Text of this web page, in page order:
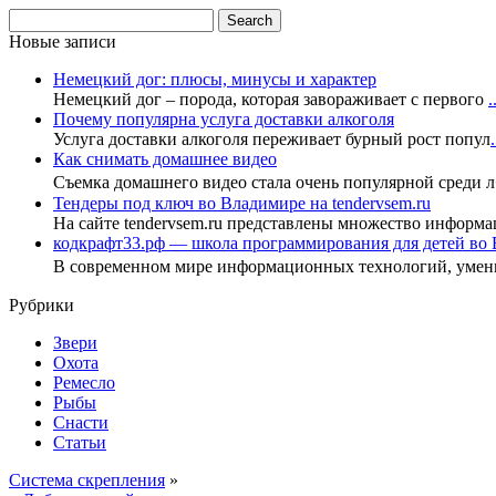
Новые записи
Немецкий дог: плюсы, минусы и характер
Немецкий дог – порода, которая завораживает с первого
Почему популярна услуга доставки алкоголя
Услуга доставки алкоголя переживает бурный рост попул
Как снимать домашнее видео
Съемка домашнего видео стала очень популярной среди
Тендеры под ключ во Владимире на tendervsem.ru
На сайте tendervsem.ru представлены множество
кодкрафт33.рф — школа программирования для детей во
В современном мире информационных технологий,
Рубрики
Звери
Охота
Ремесло
Рыбы
Снасти
Статьи
Система скрепления »